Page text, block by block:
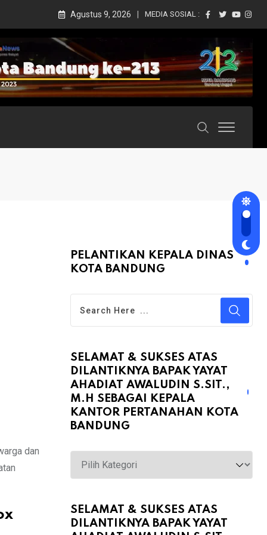
Agustus 9, 2026 MEDIA SOSIAL :
dan
PELANTIKAN KEPALA DINAS
KOTA BANDUNG
SELAMAT & SUKSES ATAS
DILANTIKNYA BAPAK YAYAT
AHADIAT AWALUDIN S.SIT.,
M.H SEBAGAI KEPALA
KANTOR PERTANAHAN KOTA
BANDUNG
Selamat
&
atas
Dilantiknya
SELAMAT & SUKSES ATAS
DILANTIKNYA BAPAK YAYAT